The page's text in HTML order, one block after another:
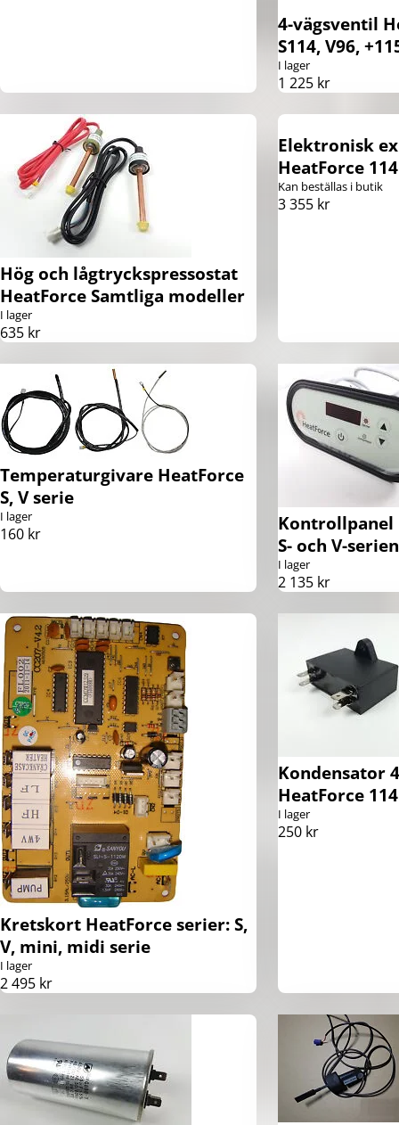
4-vägsventil
S114, V96,
I lager
1 225 kr
Hög och lågtryckspressostat
HeatForce Samtliga modeller
I lager
635 kr
Elektronisk
HeatForce 114
Kan beställas i butik
3 355 kr
Temperaturgivare HeatForce
S, V serie
I lager
160 kr
Kontrollpanel
S- och V-serien
I lager
2 135 kr
Kretskort HeatForce serier: S,
V, mini, midi serie
I lager
2 495 kr
Kondensator
HeatForce 114
I lager
250 kr